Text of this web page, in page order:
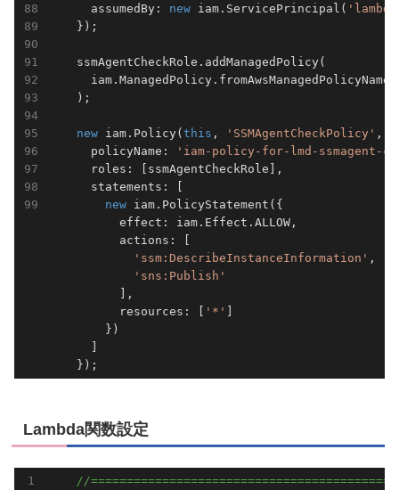
      assumedBy:
new iam.ServicePrincipal(
    });
      iam.ManagedPolicy.fromAwsManagedPolicyName(
    );
new iam.Policy(this , 'SSMAgentCheckPolicy'
      policyName:
'iam-policy-for-lmd-ssmagent-
roles:
new iam.PolicyStatement({
          effect: iam.Effect.ALLOW,
          actions: [
'ssm:DescribeInstanceInformation' ,
'sns:Publish'
          ],
          resources: [
'*'
        })
Lambda関数設定
//===========================================